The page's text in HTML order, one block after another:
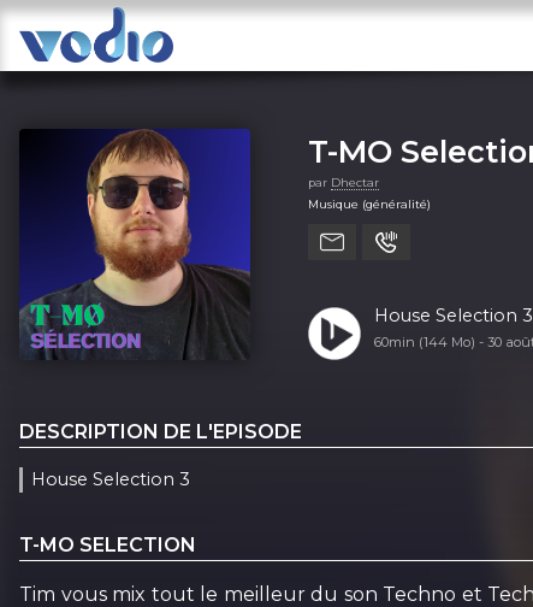
T-MO
par Dhectar
Musique (généralité)
House Selection 3
60min (144 Mo) - 30
DESCRIPTION DE L'EPISODE
House Selection 3
T-MO SELECTION
Tim vous mix tout le meilleur du son Techno et